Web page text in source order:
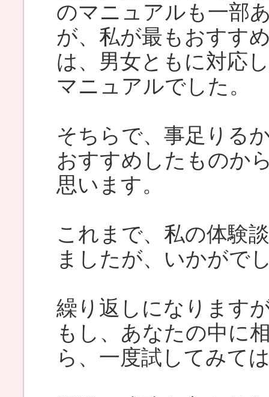
のマニュアルも一部
が、私が最もおすす
は、男女ともに対応
マニュアルでした。
そちらで、事足りる
おすすめしたものか
思います。
これまで、私の体験
ましたが、いかがで
繰り返しになります
もし、あなたの中に
ら、一度試してみて